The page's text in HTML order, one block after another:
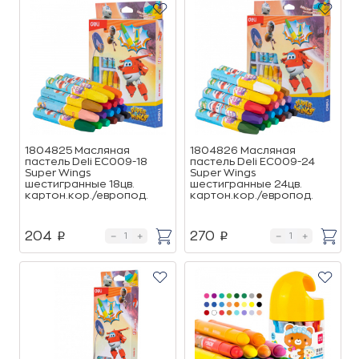
1804825 Масляная
пастель Deli EC009-18
Super Wings
шестигранные 18цв.
картон.кор./европод.
204 p
1804826 Масляная
пастель Deli EC009-24
Super Wings
шестигранные 24цв.
картон.кор./европод.
270 p